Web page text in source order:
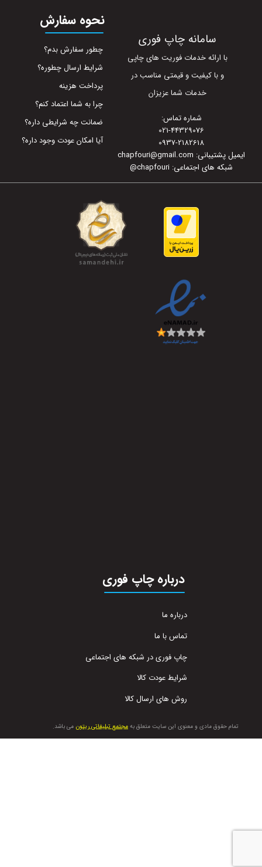
سامانه چاپ فوری
با ارائه خدمات فوریت های چاپی
و با کیفیت و قیمتی مناسب در
خدمات شما عزیزان
شماره تماس:
021-44329076
0937-2182618
ایمیل پشتیبانی: chapfouri@gmail.com
شبکه های اجتماعی: chapfouri
@
نحوه سفارش
چطور سفارش بدم؟
شرایط ارسال چطوره؟
پرداخت هزینه
چرا به شما اعتماد کنم؟
ضمانت چه شرایطی داره؟
آیا امکان عودت وجود داره؟
تمام حقوق مادی و معنوی این سایت متعلق به مجتمع تبلیغاتی ریتون می باشد.
درباره چاپ فوری
درباره ما
تماس با ما
چاپ فوری در شبکه های اجتماعی
شرایط عودت کالا
روش های ارسال کالا